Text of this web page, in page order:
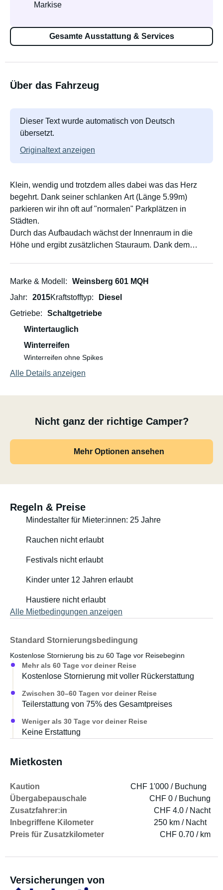
Markise
Gesamte Ausstattung & Services
Über das Fahrzeug
Dieser Text wurde automatisch von Deutsch
übersetzt.
Originaltext anzeigen
Klein, wendig und trotzdem alles dabei was das Herz
begehrt. Dank seiner schlanken Art (Länge 5.99m)
parkieren wir ihn oft auf "normalen" Parkplätzen in
Städten.
Durch das Aufbaudach wächst der Innenraum in die
Höhe und ergibt zusätzlichen Stauraum. Dank dem
zu 2 Kindern.
Marke & Modell
Weinsberg 601 MQH
Jahr
2015Kraftstofftyp
Diesel
Getriebe
Schaltgetriebe
Wintertauglich
Winterreifen
Winterreifen ohne Spikes
Alle Details anzeigen
Nicht ganz der richtige Camper?
Mehr Optionen ansehen
Regeln & Preise
Mindestalter für Mieter:innen: 25 Jahre
Rauchen nicht erlaubt
Festivals nicht erlaubt
Kinder unter 12 Jahren erlaubt
Haustiere nicht erlaubt
Alle Mietbedingungen anzeigen
Standard Stornierungsbedingung
Kostenlose Stornierung bis zu 60 Tage vor Reisebeginn
Mehr als 60 Tage vor deiner Reise
Kostenlose Stornierung mit voller Rückerstattung
Zwischen 30–60 Tagen vor deiner Reise
Teilerstattung von 75% des Gesamtpreises
Weniger als 30 Tage vor deiner Reise
Keine Erstattung
Mietkosten
Kaution
CHF 1'000 / Buchung
Übergabepauschale
CHF 0 / Buchung
Zusatzfahrer:in
CHF 4.0 / Nacht
Inbegriffene Kilometer
250 km / Nacht
Preis für Zusatzkilometer
CHF 0.70 / km
Versicherungen von